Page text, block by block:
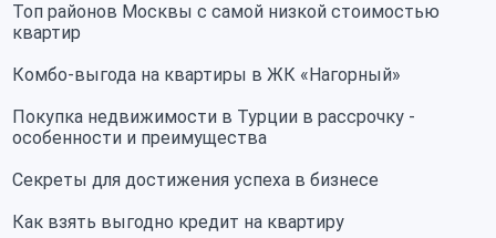
Топ районов Москвы с самой низкой стоимостью
квартир
Комбо-выгода на квартиры в ЖК «Нагорный»
Покупка недвижимости в Турции в рассрочку -
особенности и преимущества
Секреты для достижения успеха в бизнесе
Как взять выгодно кредит на квартиру